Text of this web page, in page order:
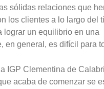
sólidas relaciones que
los clientes a lo largo del
lograr un equilibrio en una
en general, es difícil para
IGP Clementina de
acaba de comenzar se